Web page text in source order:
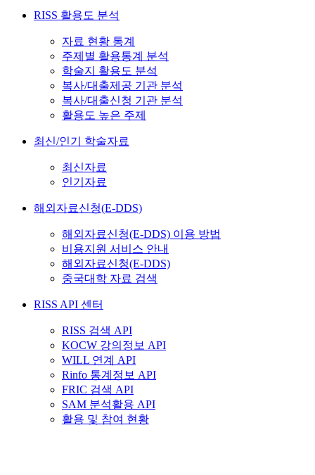
RISS 활용도 분석
자료 현황 통계
주제별 활용통계 분석
학술지 활용도 분석
복사/대출제공 기관 분석
복사/대출신청 기관 분석
활용도 높은 주제
최신/인기 학술자료
최신자료
인기자료
해외자료신청(E-DDS)
해외자료신청(E-DDS) 이용 방법
비용지원 서비스 안내
해외자료신청(E-DDS)
중국대학 자료 검색
RISS API 센터
RISS 검색 API
KOCW 강의정보 API
WILL 연계 API
Rinfo 통계정보 API
FRIC 검색 API
SAM 분석활용 API
활용 및 참여 현황